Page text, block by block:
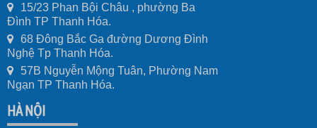
15/23 Phan Bội Châu , phường Ba
Đình TP Thanh Hóa.
68 Đông Bắc Ga đường Dương Đình
Nghệ Tp Thanh Hóa.
57B Nguyễn Mộng Tuân, Phường Nam
Ngạn TP Thanh Hóa.
HÀ NỘI